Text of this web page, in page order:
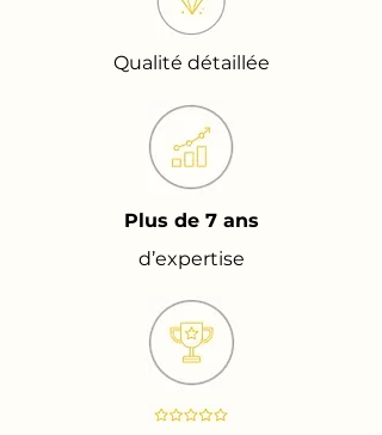
Qualité détaillée
Plus de 7 ans
d’expertise